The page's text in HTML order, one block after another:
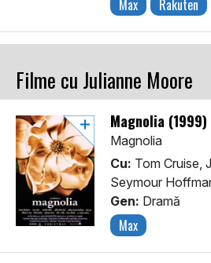
Max Rakuten
Filme cu Julianne Moore
Magnolia (1999)
Magnolia
Cu: Tom Cruise,
Seymour
Gen: Dramă
Max